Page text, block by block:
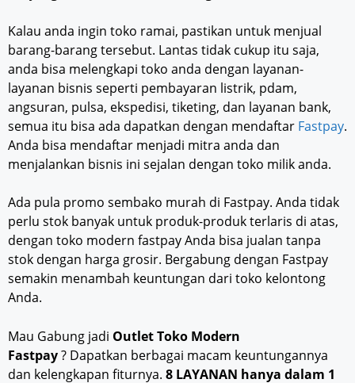
Kalau anda ingin toko ramai, pastikan untuk menjual
barang-barang tersebut. Lantas tidak cukup itu saja,
anda bisa melengkapi toko anda dengan layanan-
layanan bisnis seperti pembayaran listrik, pdam,
angsuran, pulsa, ekspedisi, tiketing, dan layanan bank,
semua itu bisa ada dapatkan dengan mendaftar Fastpay.
Anda bisa mendaftar menjadi mitra anda dan
menjalankan bisnis ini sejalan dengan toko milik anda.
Ada pula promo sembako murah di Fastpay. Anda tidak
perlu stok banyak untuk produk-produk terlaris di atas,
dengan toko modern fastpay Anda bisa jualan tanpa
stok dengan harga grosir. Bergabung dengan Fastpay
semakin menambah keuntungan dari toko kelontong
Anda.
Mau Gabung jadi Outlet Toko Modern
Fastpay? Dapatkan berbagai macam keuntungannya
dan kelengkapan fiturnya. 8 LAYANAN hanya dalam 1